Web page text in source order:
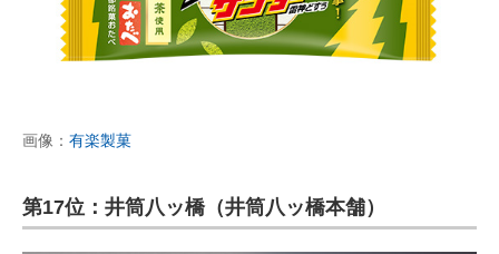
画像： 有楽製菓
第17位：井筒八ッ橋（井筒八ッ橋本舗）